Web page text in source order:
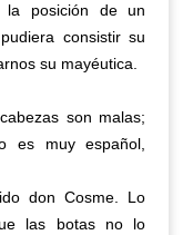
la posición de un
consistir su
su mayéutica.
son malas;
es muy español,
don Cosme. Lo
las botas no lo